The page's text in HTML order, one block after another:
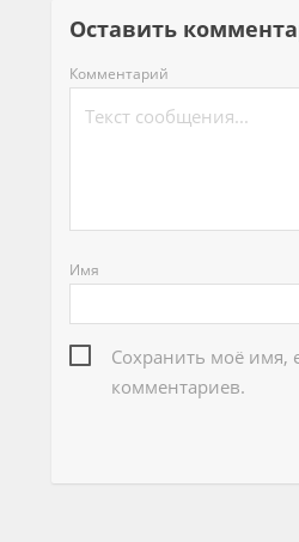
Оставить
Комментарий
Имя
Сохранить моё имя,
комментариев.